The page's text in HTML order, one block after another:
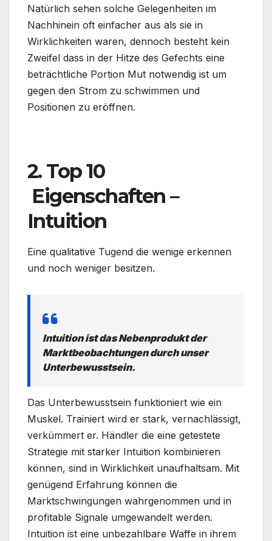
Natürlich sehen solche Gelegenheiten im
Nachhinein oft einfacher aus als sie in
Wirklichkeiten waren, dennoch besteht kein
Zweifel dass in der Hitze des Gefechts eine
beträchtliche Portion Mut notwendig ist um
gegen den Strom zu schwimmen und
Positionen zu eröffnen.
2. Top 10
Eigenschaften –
Intuition
Eine qualitative Tugend die wenige erkennen
und noch weniger besitzen.
Intuition ist das Nebenprodukt der
Marktbeobachtungen durch unser
Unterbewusstsein.
Das Unterbewusstsein funktioniert wie ein
Muskel. Trainiert wird er stark, vernachlässigt,
verkümmert er. Händler die eine getestete
Strategie mit starker Intuition kombinieren
können, sind in Wirklichkeit unaufhaltsam. Mit
genügend Erfahrung können die
Marktschwingungen wahrgenommen und in
profitable Signale umgewandelt werden.
Intuition ist eine unbezahlbare Waffe in ihrem